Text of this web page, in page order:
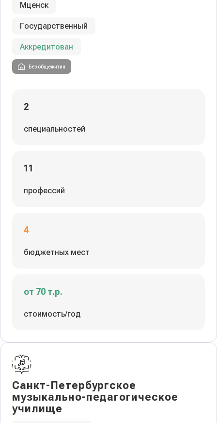
Мценск
Государственный
Аккредитован
Без общежития
2
специальностей
11
профессий
4
бюджетных мест
от 70 т.р.
стоимость/год
Санкт-Петербургское
музыкально-педагогическое
училище